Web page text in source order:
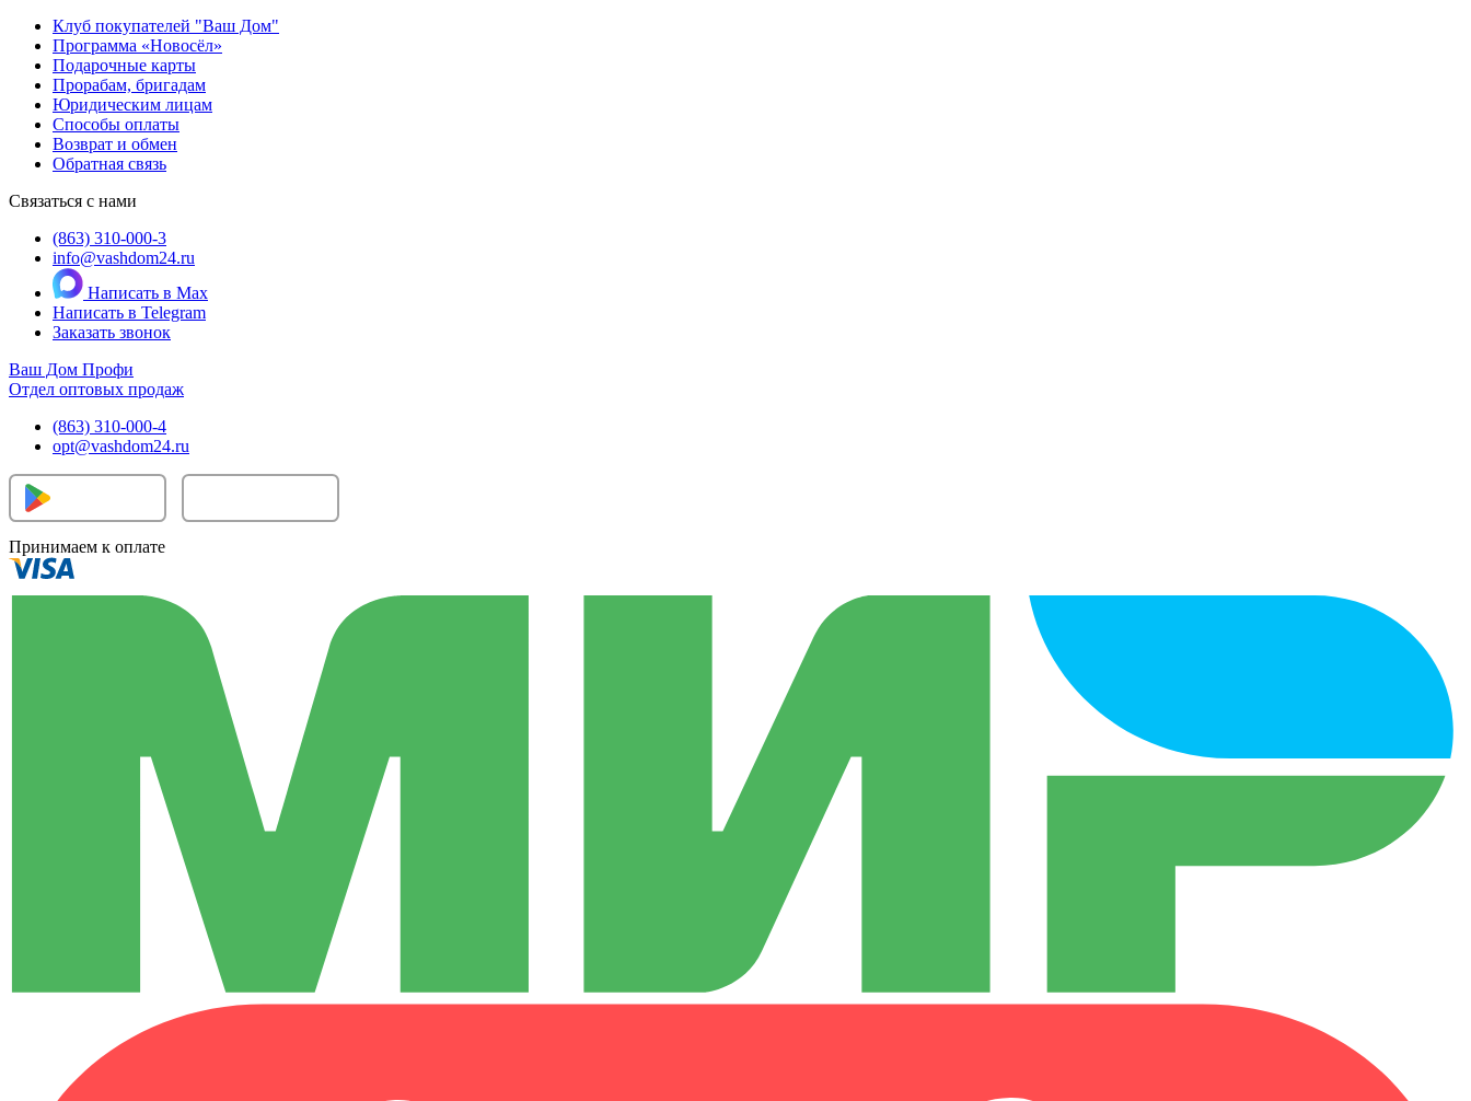
Клуб покупателей "Ваш Дом"
Программа «Новосёл»
Подарочные карты
Прорабам, бригадам
Юридическим лицам
Способы оплаты
Возврат и обмен
Обратная связь
Связаться с нами
(863) 310-000-3
info@vashdom24.ru
Написать в Max
Написать в Telegram
Заказать звонок
Ваш Дом Профи
Отдел оптовых продаж
(863) 310-000-4
opt@vashdom24.ru
Принимаем к оплате